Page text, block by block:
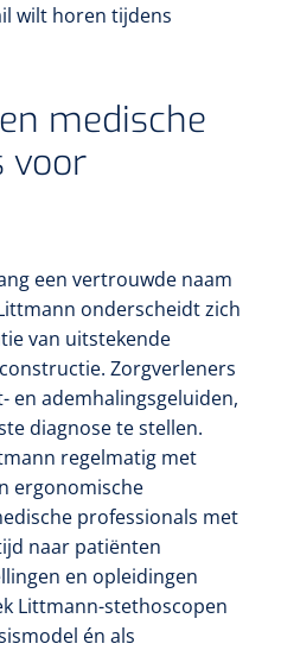
wilt horen tijdens
medische
voor
een vertrouwde naam
onderscheidt zich
van uitstekende
Zorgverleners
en ademhalingsgeluiden,
diagnose te stellen.
regelmatig met
ergonomische
professionals met
naar patiënten
en opleidingen
Littmann-stethoscopen
én als